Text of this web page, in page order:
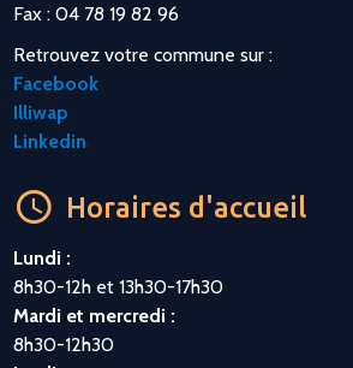
Fax : 04 78 19 82 96
Retrouvez votre commune sur :
Facebook
Illiwap
Linkedin
Horaires d'accueil
Lundi :
8h30-12h et 13h30-17h30
Mardi et mercredi :
8h30-12h30